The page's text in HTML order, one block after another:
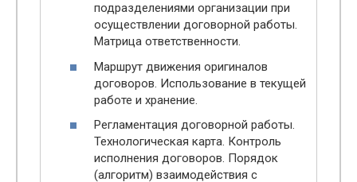
подразделениями организации при
осуществлении договорной работы.
Матрица ответственности.
Маршрут движения оригиналов
договоров. Использование в текущей
работе и хранение.
Регламентация договорной работы.
Технологическая карта. Контроль
исполнения договоров. Порядок
(алгоритм) взаимодействия с